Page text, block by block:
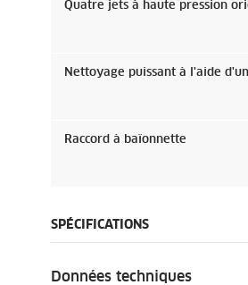
Quatre jets à haute pression
Nettoyage puissant à l'aide
Raccord à baïonnette
SPÉCIFICATIONS
Données techniques